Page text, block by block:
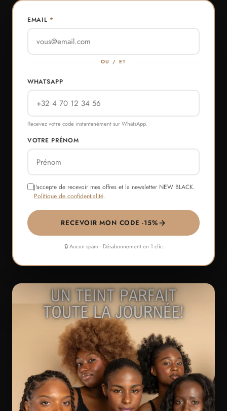
EMAIL *
OU / ET
WHATSAPP
Recevez votre code instantanément sur WhatsApp.
VOTRE PRÉNOM
J'accepte de recevoir mes offres et la newsletter NEW BLACK.
Politique de confidentialité.
RECEVOIR MON CODE -15%
🔒 Aucun spam · Désabonnement en 1 clic